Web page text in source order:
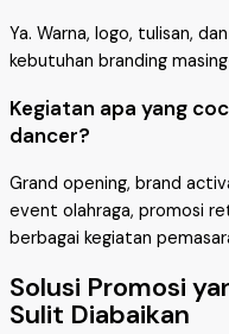
Ya. Warna, logo, tulisan,
kebutuhan branding
Kegiatan apa yang
dancer?
Grand opening, brand
event olahraga, promosi
berbagai kegiatan
Solusi Promosi
Sulit Diabaikan